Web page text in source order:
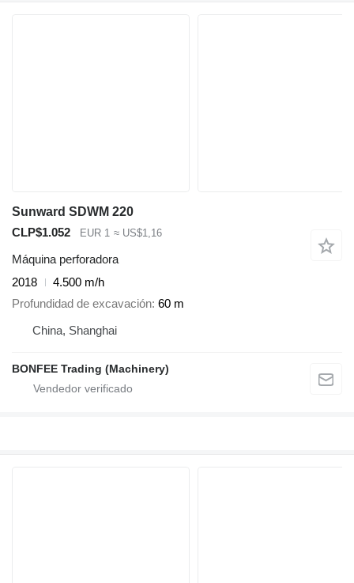
Sunward SDWM 220
CLP$1.052
EUR 1 ≈ US$1,16
Máquina perforadora
2018
4.500 m/h
Profundidad de excavación 60 m
China, Shanghai
BONFEE Trading (Machinery)